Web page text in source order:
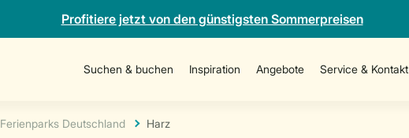
Profitiere jetzt von den günstigsten Sommerpreisen
Suchen & buchen Inspiration Angebote Service & Kontakt
Ferienparks Deutschland Harz